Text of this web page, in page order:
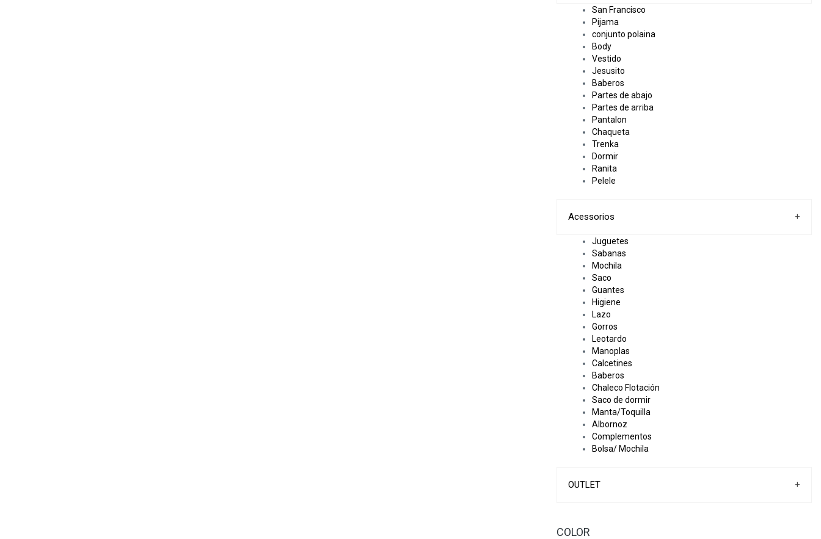
San Francisco
Pijama
conjunto polaina
Body
Vestido
Jesusito
Baberos
Partes de abajo
Partes de arriba
Pantalon
Chaqueta
Trenka
Dormir
Ranita
Pelele
Acessorios +
Juguetes
Sabanas
Mochila
Saco
Guantes
Higiene
Lazo
Gorros
Leotardo
Manoplas
Calcetines
Baberos
Chaleco Flotación
Saco de dormir
Manta/Toquilla
Albornoz
Complementos
Bolsa/ Mochila
OUTLET +
COLOR